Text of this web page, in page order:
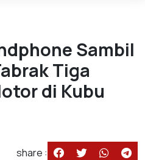
Sambil
Tiga
di Kubu
share :